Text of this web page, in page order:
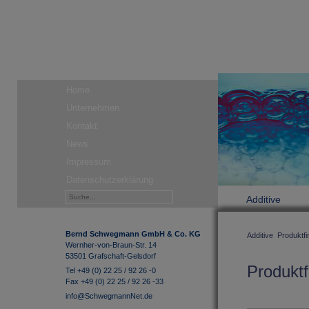
Bernd Schwegmann GmbH & Co. KG
Wernher-von-Braun-Str. 14
53501 Grafschaft-Gelsdorf
Tel +49 (0) 22 25 / 92 26 -0
Fax +49 (0) 22 25 / 92 26 -33
info@SchwegmannNet.de
Additive
Additive